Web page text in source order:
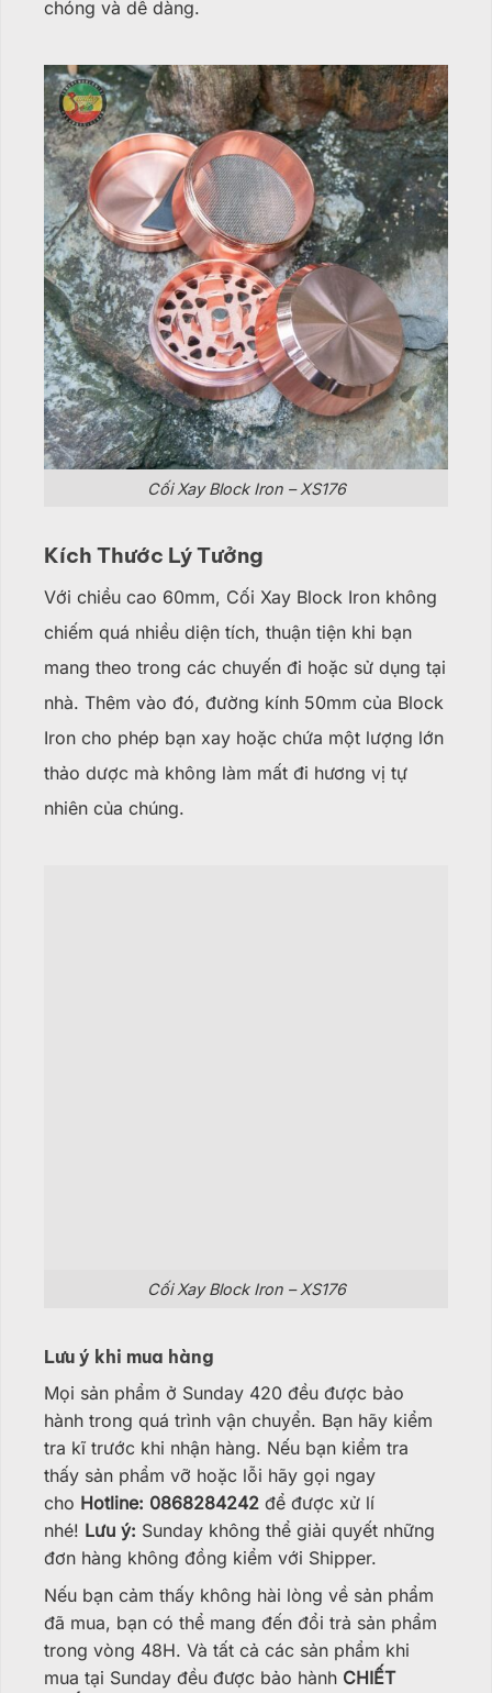
chóng và dễ dàng.
Cối Xay Block Iron – XS176
Kích Thước Lý Tưởng
Với chiều cao 60mm, Cối Xay Block Iron không
chiếm quá nhiều diện tích, thuận tiện khi bạn
mang theo trong các chuyến đi hoặc sử dụng tại
nhà. Thêm vào đó, đường kính 50mm của Block
Iron cho phép bạn xay hoặc chứa một lượng lớn
thảo dược mà không làm mất đi hương vị tự
nhiên của chúng.
Cối Xay Block Iron – XS176
Lưu ý khi mua hàng
Mọi sản phẩm ở Sunday 420 đều được bảo
hành trong quá trình vận chuyển. Bạn hãy kiểm
tra kĩ trước khi nhận hàng. Nếu bạn kiểm tra
thấy sản phẩm vỡ hoặc lỗi hãy gọi ngay
cho Hotline: 0868284242 để được xử lí
nhé! Lưu ý: Sunday không thể giải quyết những
đơn hàng không đồng kiểm với Shipper.
Nếu bạn cảm thấy không hài lòng về sản phẩm
đã mua, bạn có thể mang đến đổi trả sản phẩm
trong vòng 48H. Và tất cả các sản phẩm khi
mua tại Sunday đều được bảo hành CHIẾT